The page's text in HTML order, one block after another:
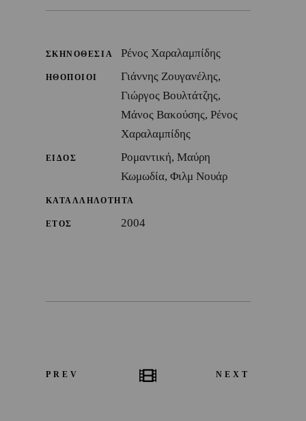
ΣΚΗΝΟΘΕΣΙΑ Ρένος Χαραλαμπίδης
ΗΘΟΠΟΙΟΙ
Γιάννης Ζουγανέλης,
Γιώργος Βουλτάτζης,
Μάνος Βακούσης, Ρένος
Χαραλαμπίδης
ΕΙΔΟΣ
Ρομαντική, Μαύρη
Κωμωδία, Φιλμ Νουάρ
ΚΑΤΑΛΛΗΛΟΤΗΤΑ
ΕΤΟΣ 2004
PREV NEXT